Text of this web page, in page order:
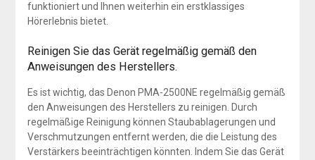
funktioniert und Ihnen weiterhin ein erstklassiges
Hörerlebnis bietet.
Reinigen Sie das Gerät regelmäßig gemäß den
Anweisungen des Herstellers.
Es ist wichtig, das Denon PMA-2500NE regelmäßig gemäß
den Anweisungen des Herstellers zu reinigen. Durch
regelmäßige Reinigung können Staubablagerungen und
Verschmutzungen entfernt werden, die die Leistung des
Verstärkers beeinträchtigen könnten. Indem Sie das Gerät